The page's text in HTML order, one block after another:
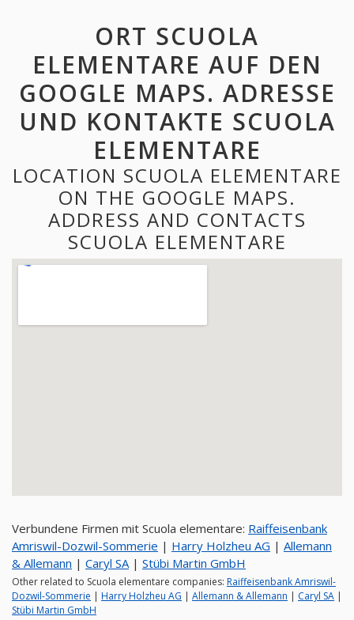
ORT SCUOLA
ELEMENTARE AUF DEN
GOOGLE MAPS. ADRESSE
UND KONTAKTE SCUOLA
ELEMENTARE
LOCATION SCUOLA ELEMENTARE
ON THE GOOGLE MAPS.
ADDRESS AND CONTACTS
SCUOLA ELEMENTARE
Verbundene Firmen mit Scuola elementare: Raiffeisenbank
Amriswil-Dozwil-Sommerie | Harry Holzheu AG | Allemann
& Allemann | Caryl SA| Stübi Martin GmbH
Other related to Scuola elementare companies: Raiffeisenbank Amriswil-
Dozwil-Sommerie | Harry Holzheu AG | Allemann & Allemann | Caryl SA |
Stübi Martin GmbH